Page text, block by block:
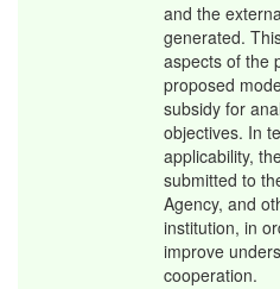
and the
generated.
aspects of the
proposed
subsidy for
objectives. In
applicability,
submitted to
Agency, and
institution, in
improve
cooperation.